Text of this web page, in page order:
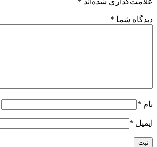
دیدگاه شما *
نام *
ایمیل *